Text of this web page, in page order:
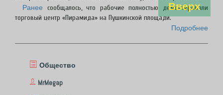
Вверх
Ранее сообщалось, что рабочие полностью демонтировали
торговый центр «Пирамида» на Пушкинской площади.
Подробнее
Общество
MrMegap